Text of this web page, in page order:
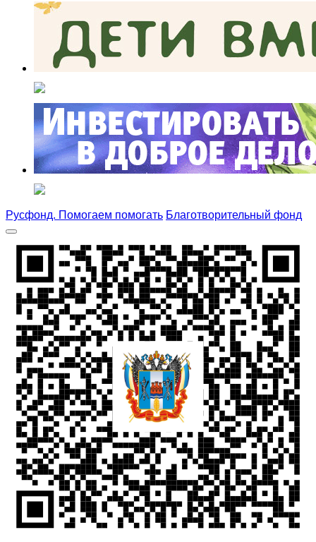
Русфонд. Помогаем помогать Благотворительный фонд